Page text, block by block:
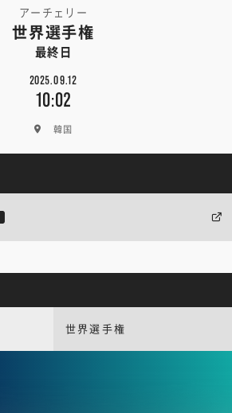
アーチェリー
世界選手権
最終日
2025.09.12
10:02
韓国
世界選手権